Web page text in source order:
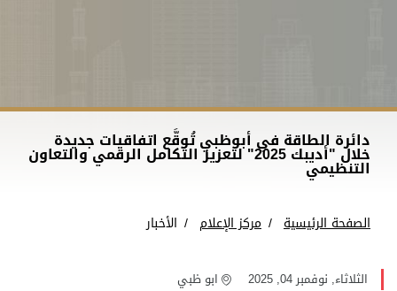
دائرة الطاقة في أبوظبي تُوقَّع اتفاقيات جديدة
خلال "أديبك 2025" لتعزيز التكامل الرقمي والتعاون
التنظيمي
الصفحة الرئيسية مركز الإعلام الأخبار
الثلاثاء, نوفمبر 04, 2025 ابو ظبي